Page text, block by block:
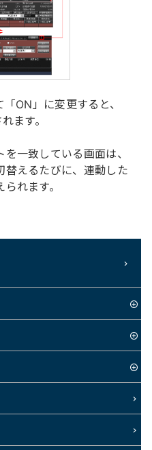
ON」に変更すると、
ます。
一致している画面は、
替えるたびに、連動した
れます。